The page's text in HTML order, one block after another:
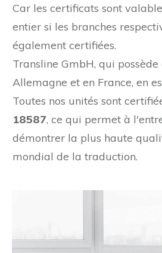
Car les certificats sont
entier si les branches
également certifiées.
Transline GmbH, qui
Allemagne et en France, en
Toutes nos unités sont
18587, ce qui permet à
démontrer la plus haute
mondial de la traduction.